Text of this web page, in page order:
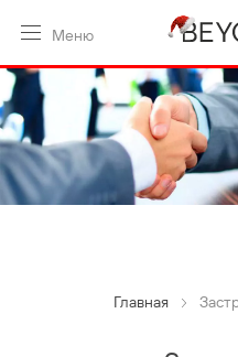
Меню
Главная